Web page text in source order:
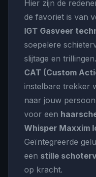
Hier zijn de
de favoriet is van
IGT Gasveer
soepelere
slijtage en trillingen.
CAT (Custom
instelbare trekker
naar jouw
voor een
Whisper Maxxim
Geïntegreerde
een stille
op kracht.